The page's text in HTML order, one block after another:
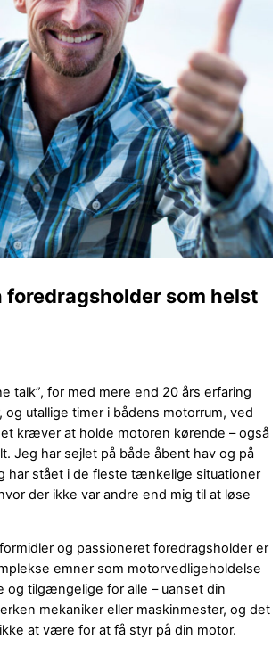
foredragsholder som helst
talk”, for med mere end 20 års erfaring
og utallige timer i bådens motorrum, ved
kræver at holde motoren kørende – også
Jeg har sejlet på både åbent hav og på
har stået i de fleste tænkelige situationer
der ikke var andre end mig til at løse
og passioneret foredragsholder er
emner som motorvedligeholdelse
og tilgængelige for alle – uanset din
mekaniker eller maskinmester, og det
at være for at få styr på din motor.